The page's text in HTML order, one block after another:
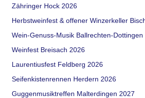
Zähringer Hock 2026
Herbstweinfest & offener Winzerkeller
Wein-Genuss-Musik Ballrechten-Dottingen
Weinfest Breisach 2026
Laurentiusfest Feldberg 2026
Seifenkistenrennen Herdern 2026
Guggenmusiktreffen Malterdingen 2027